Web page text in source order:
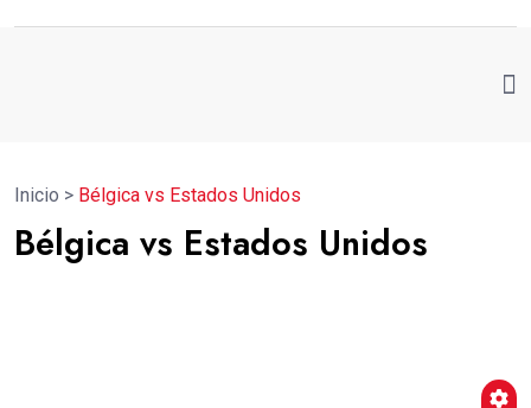
Inicio > Bélgica vs Estados Unidos
Bélgica vs Estados Unidos